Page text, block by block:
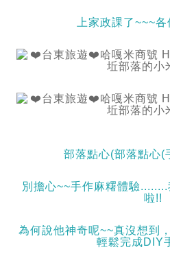
上家政課了~~~
部落點心(部落點心(
別擔心~~手作麻糬體驗
啦!!
為何說他神奇呢~~真沒想到
輕鬆完成DIY